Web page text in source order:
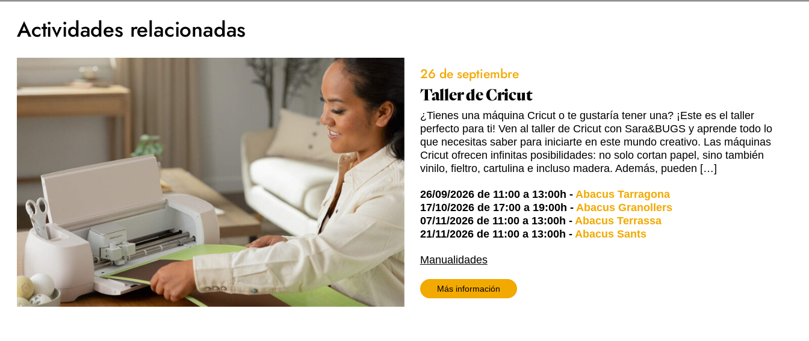
Actividades relacionadas
26 de septiembre
Taller de Cricut
¿Tienes una máquina Cricut o te gustaría tener una? ¡Este es el taller
perfecto para ti! Ven al taller de Cricut con Sara&BUGS y aprende todo lo
que necesitas saber para iniciarte en este mundo creativo. Las máquinas
Cricut ofrecen infinitas posibilidades: no solo cortan papel, sino también
vinilo, fieltro, cartulina e incluso madera. Además, pueden […]
26/09/2026 de 11:00 a 13:00h - Abacus Tarragona
17/10/2026 de 17:00 a 19:00h - Abacus Granollers
07/11/2026 de 11:00 a 13:00h - Abacus Terrassa
21/11/2026 de 11:00 a 13:00h - Abacus Sants
Manualidades
Más información